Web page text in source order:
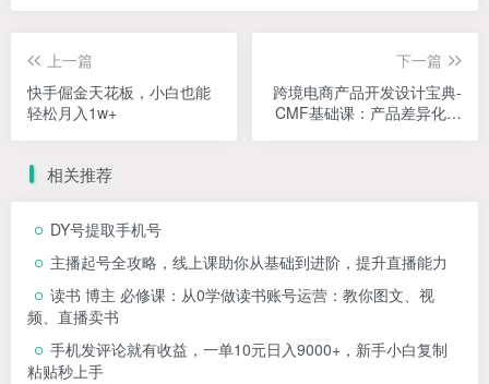
上一篇
快手倔金天花板，小白也能
轻松月入1w+
下一篇
跨境电商产品开发设计宝典-
CMF基础课：产品差异化开
相关推荐
DY号提取手机号
主播起号全攻略，线上课助你从基础到进阶，提升直播能力
读书 博主 必修课：从0学做读书账号运营：教你图文、视
频、直播卖书
手机发评论就有收益，一单10元日入9000+，新手小白复制
粘贴秒上手